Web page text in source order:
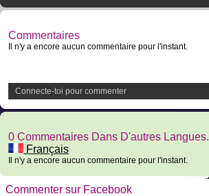
Commentaires
Il n'y a encore aucun commentaire pour l'instant.
Connecte-toi pour commenter
0 Commentaires Dans D'autres Langues.
Français
Il n'y a encore aucun commentaire pour l'instant.
Commenter sur Facebook